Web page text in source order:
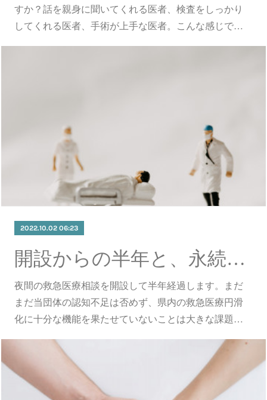
すか？話を親身に聞いてくれる医者、検査をしっかり
してくれる医者、手術が上手な医者。こんな感じで…
2022.10.02 06:23
開設からの半年と、永続的な運営に向けて
夜間の救急医療相談を開設して半年経過します。まだ
まだ当団体の認知不足は否めず、県内の救急医療円滑
化に十分な機能を果たせていないことは大きな課題…